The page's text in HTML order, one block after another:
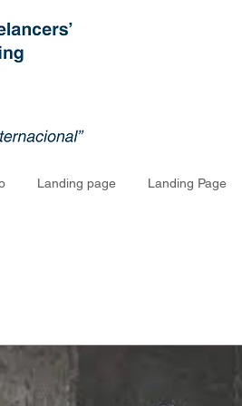
Landing page Landing Page